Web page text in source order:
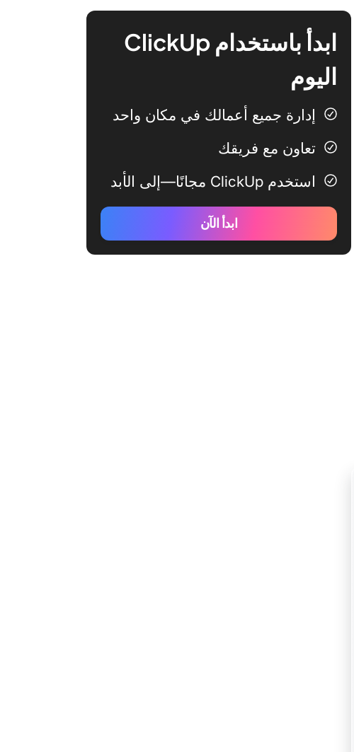
ابدأ باستخدام ClickUp
اليوم
إدارة جميع أعمالك في مكان واحد
تعاون مع فريقك
استخدم ClickUp مجانًا—إلى الأبد
ابدأ الآن